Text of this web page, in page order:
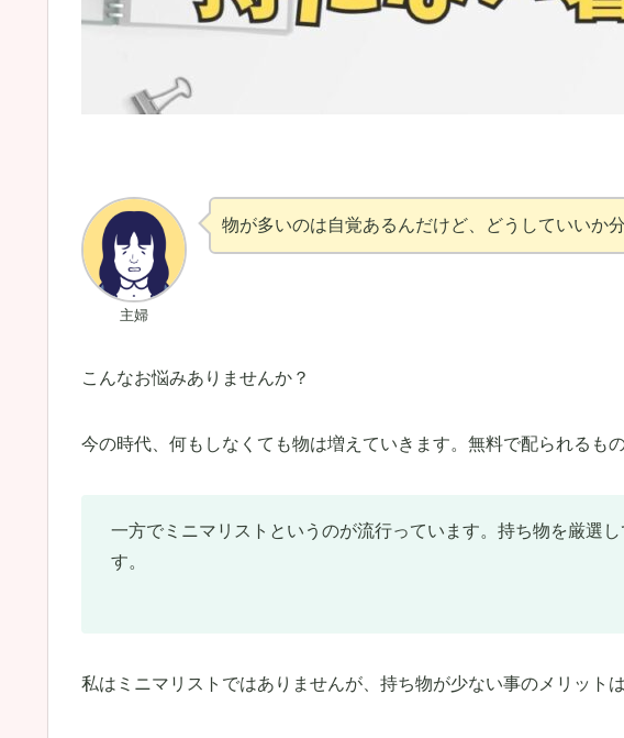
主婦
物が多いのは自覚あるんだけど、どうしていいか
こんなお悩みありませんか？
今の時代、何もしなくても物は増えていきます。無料で配られるも
一方でミニマリストというのが流行っています。持ち物を厳選
す。
私はミニマリストではありませんが、持ち物が少ない事のメリット